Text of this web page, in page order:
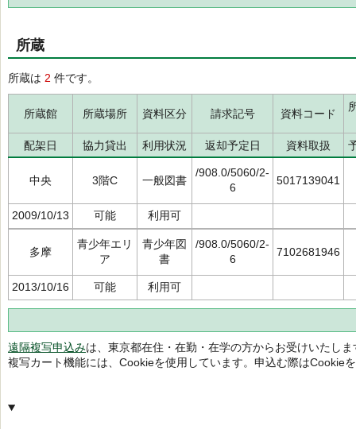
所蔵
所蔵は 2 件です。
所蔵館 所蔵場所 資料区分 請求記号 資料コード
配架日 協力貸出 利用状況 返却予定日 資料取扱
中央 3階C 一般図書
/908.0/5060/2-
6
5017139041
2009/10/13 可能 利用可
多摩
青少年エリ
ア
青少年図
書
/908.0/5060/2-
6
7102681946
2013/10/16 可能 利用可
遠隔複写申込みは、東京都在住・在勤・在学の方からお受けいたしま
複写カート機能には、Cookieを使用しています。申込む際はCookie